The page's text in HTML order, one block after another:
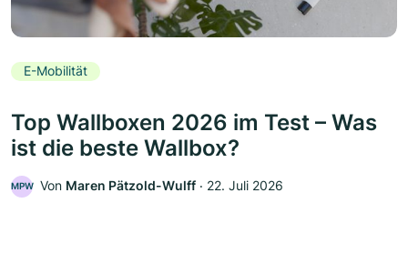
E-Mobilität
Top Wallboxen 2026 im Test – Was
ist die beste Wallbox?
MPW Von Maren Pätzold-Wulff ‧ 22. Juli 2026